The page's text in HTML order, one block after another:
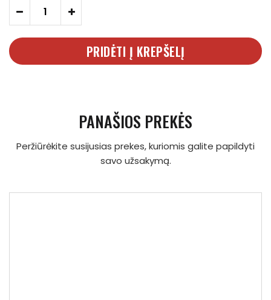
- +
PRIDĖTI Į KREPŠELĮ
PANAŠIOS PREKĖS
Peržiūrėkite susijusias prekes, kuriomis galite papildyti
savo užsakymą.